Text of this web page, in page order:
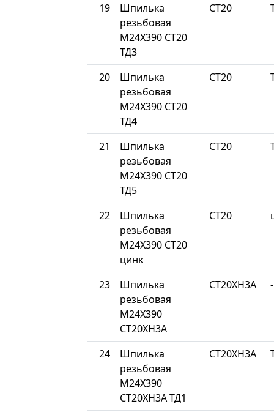
19
Шпилька
резьбовая
М24Х390 СТ20
ТД3
СТ20
20
Шпилька
резьбовая
М24Х390 СТ20
ТД4
СТ20
21
Шпилька
резьбовая
М24Х390 СТ20
ТД5
СТ20
22
Шпилька
резьбовая
М24Х390 СТ20
цинк
СТ20
23
Шпилька
резьбовая
М24Х390
СТ20ХН3А
СТ20ХН3А -
24
Шпилька
резьбовая
М24Х390
СТ20ХН3А ТД1
СТ20ХН3А